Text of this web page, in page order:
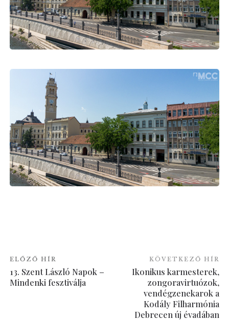
ELŐZŐ HÍR
13. Szent László Napok –
Mindenki fesztiválja
KÖVETKEZŐ HÍR
Ikonikus karmesterek,
zongoravirtuózok,
vendégzenekarok a
Kodály Filharmónia
Debrecen új évadában